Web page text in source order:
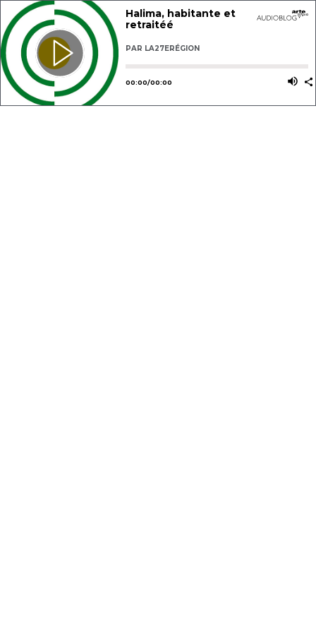
Halima, habitante et
retraitéé
PAR LA27ERÉGION
Utilisez les flèches gauche ou
00:00/00:00